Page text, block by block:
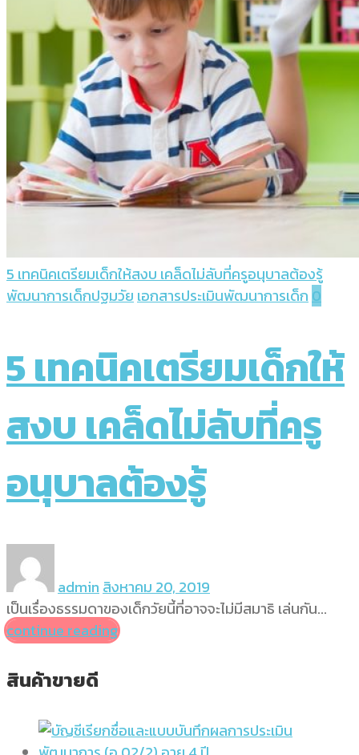
5 เทคนิคเตรียมเด็กให้สงบ เคล็ดไม่ลับที่ครูอนุบาลต้องรู้
พัฒนาการเด็กปฐมวัย เอกสารประเมินพัฒนาการเด็ก 0
5 เทคนิคเตรียมเด็กให้
สงบ เคล็ดไม่ลับที่ครู
อนุบาลต้องรู้
admin สิงหาคม 20, 2019
เป็นเรื่องธรรมดาของเด็กวัยนี้ที่อาจจะไม่มีสมาธิ เล่นกัน...
continue reading
สินค้าขายดี